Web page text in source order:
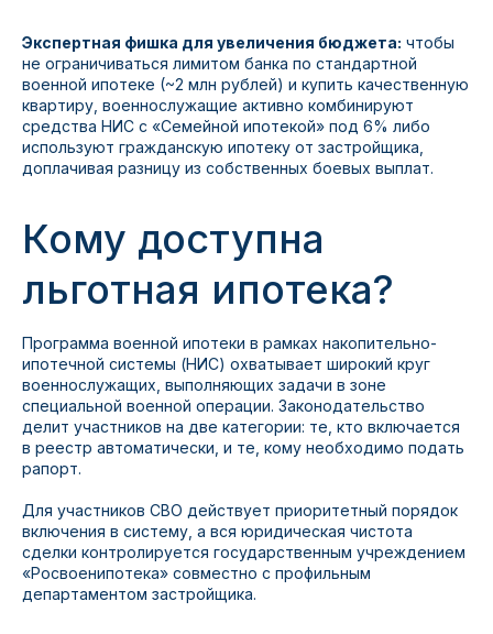
Экспертная фишка для увеличения бюджета: чтобы
не ограничиваться лимитом банка по стандартной
военной ипотеке (~2 млн рублей) и купить качественную
квартиру, военнослужащие активно комбинируют
средства НИС с «Семейной ипотекой» под 6% либо
используют гражданскую ипотеку от застройщика,
доплачивая разницу из собственных боевых выплат.
Кому доступна
льготная ипотека?
Программа военной ипотеки в рамках накопительно-
ипотечной системы (НИС) охватывает широкий круг
военнослужащих, выполняющих задачи в зоне
специальной военной операции. Законодательство
делит участников на две категории: те, кто включается
в реестр автоматически, и те, кому необходимо подать
рапорт.
Для участников СВО действует приоритетный порядок
включения в систему, а вся юридическая чистота
сделки контролируется государственным учреждением
«Росвоенипотека» совместно с профильным
департаментом застройщика.